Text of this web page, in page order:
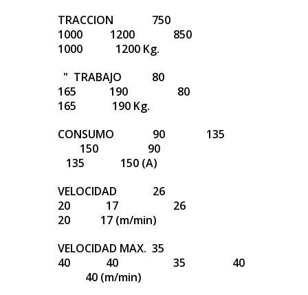
TRACCION 750
1000 1200 850
1000 1200 Kg.
" TRABAJO 80
165 190 80
165 190 Kg.
CONSUMO 90 135
150 90
135 150 (A)
VELOCIDAD 26
20 17 26
20 17 (m/min)
VELOCIDAD MAX. 35
40 40 35 40
40 (m/min)